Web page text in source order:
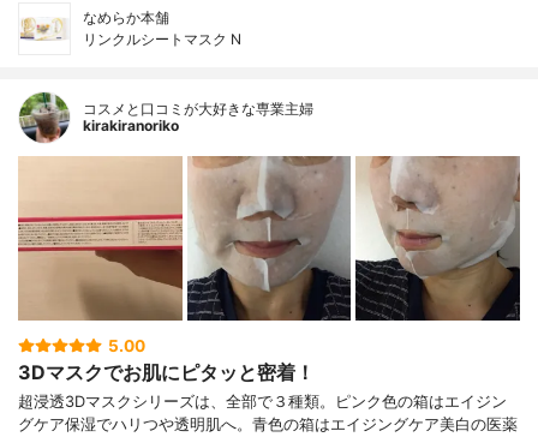
なめらか本舗
リンクルシートマスク N
コスメと口コミが大好きな専業主婦
kirakiranoriko
5.00
3Dマスクでお肌にピタッと密着！
超浸透3Dマスクシリーズは、全部で３種類。ピンク色の箱はエイジン
グケア保湿でハリつや透明肌へ。青色の箱はエイジングケア美白の医薬